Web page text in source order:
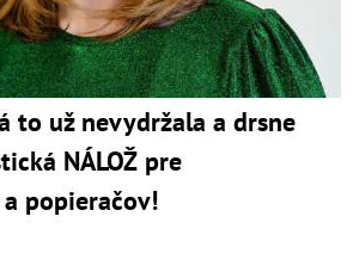
to už nevydržala a drsne
NÁLOŽ pre
popieračov!